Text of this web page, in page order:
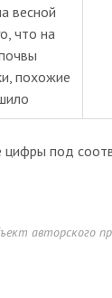
весной
что на
похожие
цифры под
авторского